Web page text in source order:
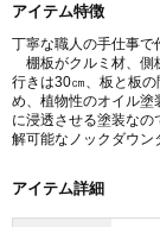
アイテム特徴
丁寧な職人の手仕事で
棚板がクルミ材、側
行きは30㎝、板と板
め、植物性のオイル塗
に浸透させる塗装な
解可能なノックダウン
アイテム詳細